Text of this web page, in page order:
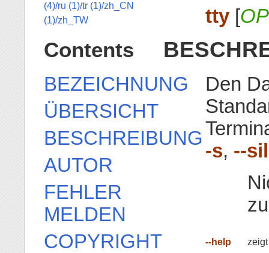
tty[
Den
-s, --
--help
(4)/ru (1)/tr (1)/zh_CN
(1)/zh_TW
Contents
BEZEICHNUNG
ÜBERSICHT
BESCHREIBUNG
AUTOR
FEHLER
MELDEN
COPYRIGHT